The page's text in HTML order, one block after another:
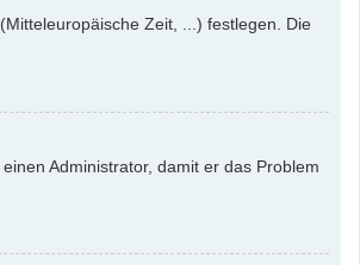
Zeit, ...) festlegen. Die
Administrator, damit er das Problem